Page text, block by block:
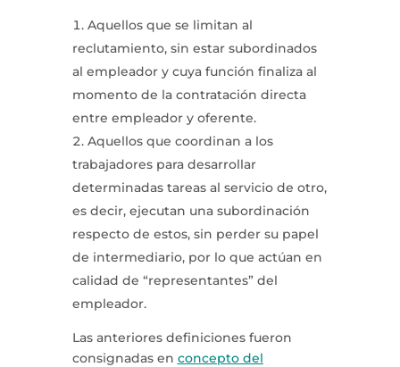
Aquellos que se limitan al
reclutamiento, sin estar subordinados
al empleador y cuya función finaliza al
momento de la contratación directa
entre empleador y oferente.
Aquellos que coordinan a los
trabajadores para desarrollar
determinadas tareas al servicio de otro,
es decir, ejecutan una subordinación
respecto de estos, sin perder su papel
de intermediario, por lo que actúan en
calidad de “representantes” del
empleador.
Las anteriores definiciones fueron
consignadas en concepto del